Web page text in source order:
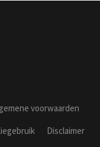
voorwaarden
Disclaimer